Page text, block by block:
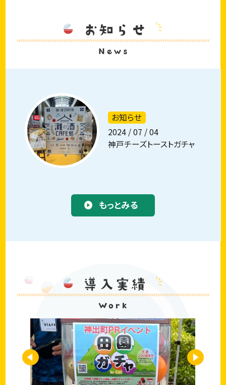
お知らせ
News
お知らせ
2024 / 07 / 04
神戸チーズトーストガチャ
もっとみる
導入実績
Work